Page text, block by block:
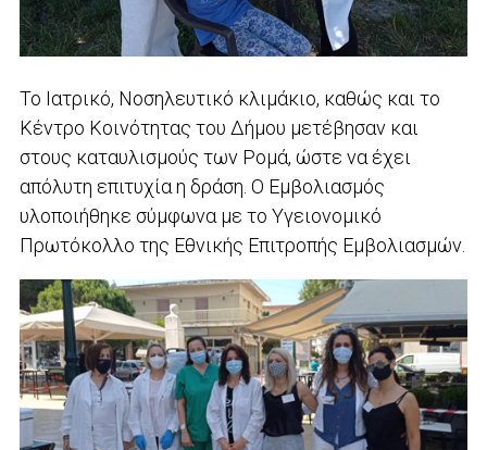
Το Ιατρικό, Νοσηλευτικό κλιμάκιο, καθώς και το
Κέντρο Κοινότητας του Δήμου μετέβησαν και
στους καταυλισμούς των Ρομά, ώστε να έχει
απόλυτη επιτυχία η δράση. Ο Εμβολιασμός
υλοποιήθηκε σύμφωνα με το Υγειονομικό
Πρωτόκολλο της Εθνικής Επιτροπής Εμβολιασμών.